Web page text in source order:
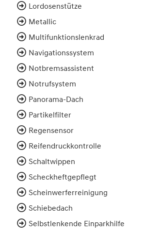
Lordosenstütze
Metallic
Multifunktionslenkrad
Navigationssystem
Notbremsassistent
Notrufsystem
Panorama-Dach
Partikelfilter
Regensensor
Reifendruckkontrolle
Schaltwippen
Scheckheftgepflegt
Scheinwerferreinigung
Schiebedach
Selbstlenkende Einparkhilfe